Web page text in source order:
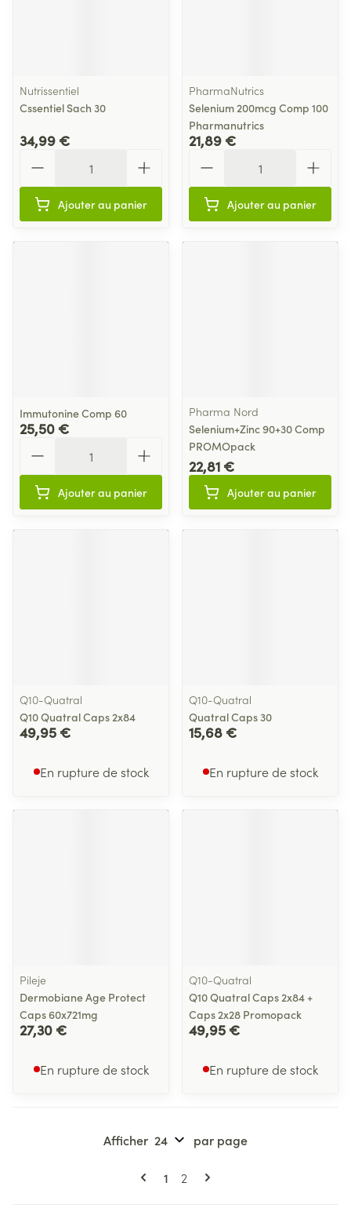
Nutrissentiel
Cssentiel Sach 30
34,99 €
Ajouter au panier
PharmaNutrics
Selenium 200mcg Comp 100
Pharmanutrics
21,89 €
Ajouter au panier
Immutonine Comp 60
25,50 €
Ajouter au panier
Pharma Nord
Selenium+Zinc 90+30 Comp
PROMOpack
22,81 €
Ajouter au panier
Q10-Quatral
Q10 Quatral Caps 2x84
49,95 €
En rupture de stock
Q10-Quatral
Quatral Caps 30
15,68 €
En rupture de stock
Pileje
Dermobiane Age Protect
Caps 60x721mg
27,30 €
En rupture de stock
Q10-Quatral
Q10 Quatral Caps 2x84 +
Caps 2x28 Promopack
49,95 €
En rupture de stock
Pages
Vous lisez actuellement la page
1 Page
2
Afficher par page